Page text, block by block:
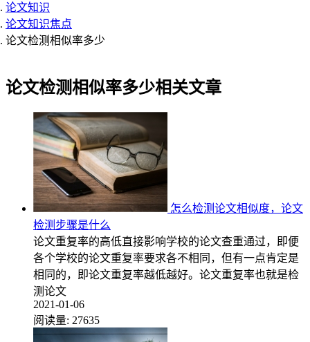
论文知识
论文知识焦点
论文检测相似率多少
论文检测相似率多少相关文章
怎么检测论文相似度，论文
检测步骤是什么
论文重复率的高低直接影响学校的论文查重通过，即便
各个学校的论文重复率要求各不相同，但有一点肯定是
相同的，即论文重复率越低越好。论文重复率也就是检
测论文
2021-01-06
阅读量: 27635